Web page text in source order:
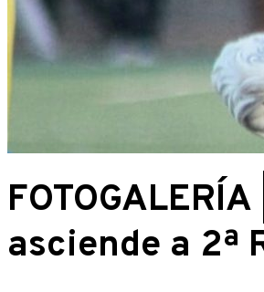
asciende a 2ª